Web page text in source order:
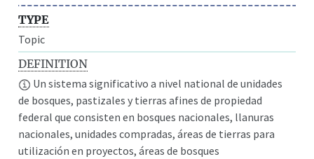
TYPE
Topic
DEFINITION
Un sistema significativo a nivel national de unidades
de bosques, pastizales y tierras afines de propiedad
federal que consisten en bosques nacionales, llanuras
nacionales, unidades compradas, áreas de tierras para
utilización en proyectos, áreas de bosques